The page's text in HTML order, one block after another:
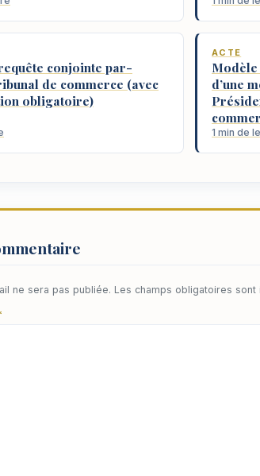
conjointe par-
de commerce (avec
obligatoire)
ACTE
Modèle
d’une
1 min de
ne sera pas publiée. Les champs obligatoires sont